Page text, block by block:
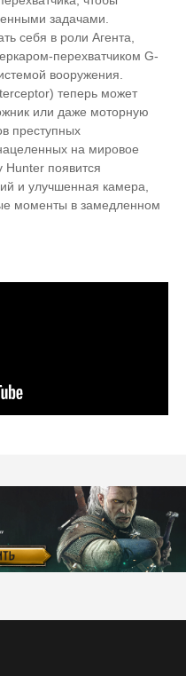
задачами.
себя в роли Агента,
перехватчиком G-
вооружения.
теперь может
или даже моторную
преступных
на мировое
Hunter появится
и улучшенная камера,
моменты в замедленном